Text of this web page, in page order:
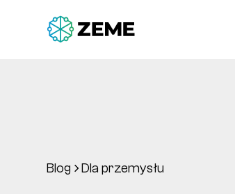
Blog Dla przemysłu